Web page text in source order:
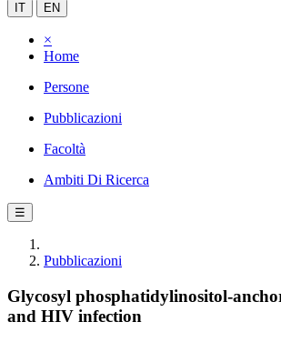
IT EN
×
Home
Persone
Pubblicazioni
Facoltà
Ambiti Di Ricerca
☰
Pubblicazioni
Glycosyl phosphatidylinositol-
and HIV infection